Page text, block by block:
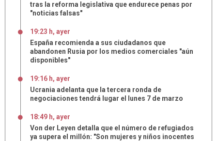
tras la reforma legislativa que endurece penas por
"noticias falsas"
19:23 h, ayer
España recomienda a sus ciudadanos que
abandonen Rusia por los medios comerciales "aún
disponibles"
19:16 h, ayer
Ucrania adelanta que la tercera ronda de
negociaciones tendrá lugar el lunes 7 de marzo
18:49 h, ayer
Von der Leyen detalla que el número de refugiados
ya supera el millón: "Son mujeres y niños inocentes